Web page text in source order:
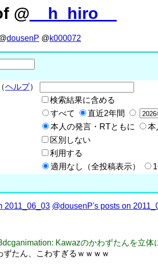
@ __h_hiro__
dousenP @k000072
（ヘルプ）
検索結果に含める
すべて 直近2年間
本人の発言・RTともに 本
区別しない
利用する
適用なし（全投稿表示）
2011_06_03 @dousenP's posts on
Kawazのかわずたんを立体
ずたん、こわすぎるｗｗｗｗ